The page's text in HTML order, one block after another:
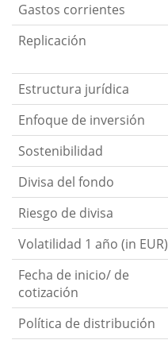
Gastos corrientes
Replicación
Estructura jurídica
Enfoque de inversión
Sostenibilidad
Divisa del fondo
Riesgo de divisa
Volatilidad 1 año (in EUR)
Fecha de inicio/ de
cotización
Política de distribución